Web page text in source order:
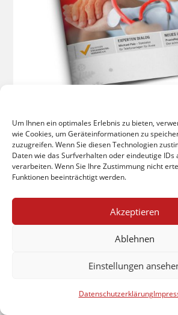
Um Ihnen ein optimales Erlebnis zu bieten,
wie Cookies, um Geräteinformationen zu
zuzugreifen. Wenn Sie diesen Technologien
Daten wie das Surfverhalten oder eindeutige IDs
verarbeiten. Wenn Sie Ihre Zustimmung nicht
Funktionen beeinträchtigt werden.
Akzeptieren
Ablehnen
Einstellungen
Datenschutzerklärung
Ausgabe Winter 2018
Topthema: Der Pflegemarkt
Deutschland
Investition in einen